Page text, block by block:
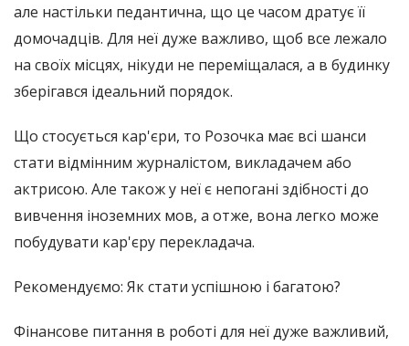
але настільки педантична, що це часом дратує її
домочадців. Для неї дуже важливо, щоб все лежало
на своїх місцях, нікуди не переміщалася, а в будинку
зберігався ідеальний порядок.
Що стосується кар'єри, то Розочка має всі шанси
стати відмінним журналістом, викладачем або
актрисою. Але також у неї є непогані здібності до
вивчення іноземних мов, а отже, вона легко може
побудувати кар'єру перекладача.
Рекомендуємо: Як стати успішною і багатою?
Фінансове питання в роботі для неї дуже важливий,